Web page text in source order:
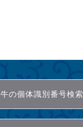
牛の個体識別番号検索